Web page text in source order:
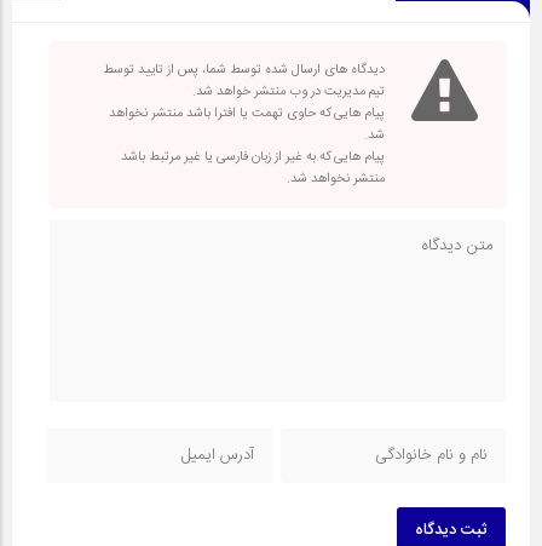
دیدگاه های ارسال شده توسط شما، پس از تایید توسط
تیم مدیریت در وب منتشر خواهد شد.
پیام هایی که حاوی تهمت یا افترا باشد منتشر نخواهد
شد.
پیام هایی که به غیر از زبان فارسی یا غیر مرتبط باشد
منتشر نخواهد شد.
ثبت دیدگاه